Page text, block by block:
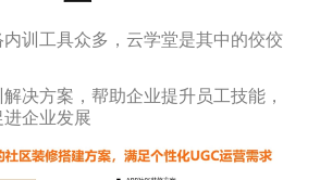
训工具众多，云学堂是其中的佼佼
决方案，帮助企业提升员工技能，
企业发展